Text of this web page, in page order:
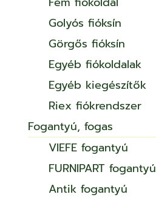
Golyós fióksín
Görgős fióksín
Egyéb fiókoldalak
Egyéb kiegészítők
Riex fiókrendszer
Fogantyú, fogas
VIEFE fogantyú
FURNIPART fogantyú
Antik fogantyú